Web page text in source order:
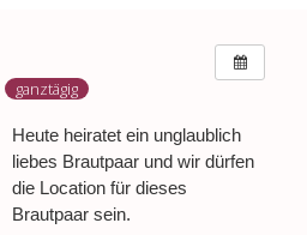
ganztägig
Heute heiratet ein unglaublich
liebes Brautpaar und wir dürfen
die Location für dieses
Brautpaar sein.